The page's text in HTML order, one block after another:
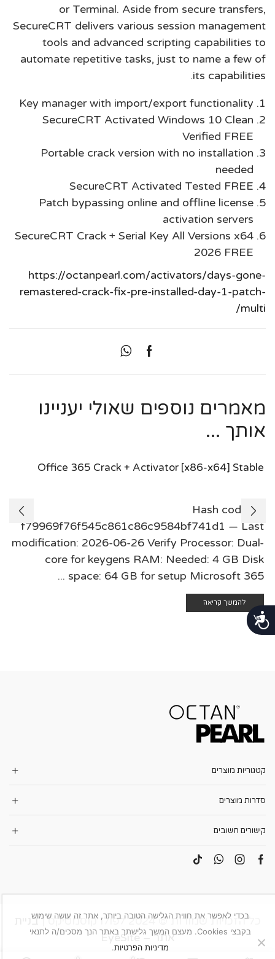
נגישות
or Terminal. Aside from secure transfers,
SecureCRT delivers various session management
tools and advanced scripting capabilities to
automate repetitive tasks, just to name a few of
its capabilities.
Key manager with import/export functionality
SecureCRT Activated Windows 10 Clean
Verified FREE
Portable crack version with no installation
needed
SecureCRT Activated Tested FREE
Patch bypassing online and offline license
activation servers
SecureCRT Crack + Serial Key All Versions x64
2026 FREE
https://octanpearl.com/activators/days-gone-
remastered-crack-fix-pre-installed-day-1-patch-
multi/
מאמרים נוספים שאולי יעניינו
אותך ...
Office 365 Crack + Activator [x86-x64] Stable
🛠 Hash code:
f79969f76f545c861c86c9584bf741d1 — Last
modification: 2026-06-26 Verify Processor: Dual-
core for keygens RAM: Needed: 4 GB Disk
space: 64 GB for setup Microsoft 365 ...
להמשך קריאה
קטגוריות מוצרים
סדרות מוצרים
קישורים חשובים
כל הזכויות שמורות © 2024 לפולו קוסמטיקס |
בניית
אתר – EyeSite
בכדי לאפשר את חווית הגלישה הטובה ביותר, אתר זה עושה שימוש
בקבצי Cookies. מעצם המשך גלישתך באתר הנך מסכים/ה לתנאי
מדיניות הפרטיות.